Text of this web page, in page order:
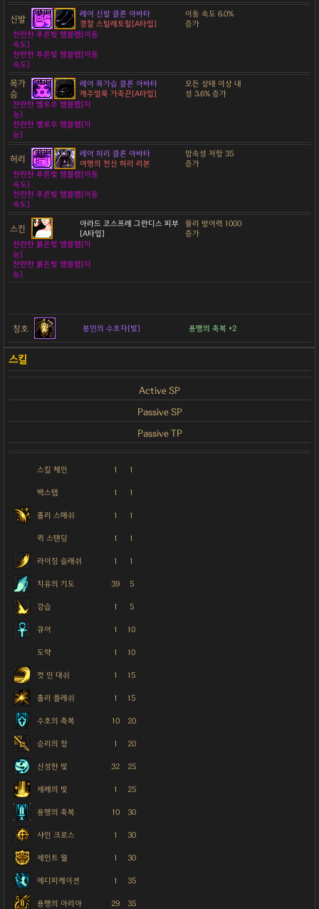
신발
레어 신발 클론 아바타
경찰 스틸레토힐[A타입]
이동 속도 6.0%
증가
찬란한 푸른빛 엠블렘[이동
속도]
찬란한 푸른빛 엠블렘[이동
속도]
목가
슴
레어 목가슴 클론 아바타
캐주얼룩 가죽끈[A타입]
모든 상태 이상 내
성 3.6% 증가
찬란한 옐로우 엠블렘[지
능]
찬란한 옐로우 엠블렘[지
능]
허리
레어 허리 클론 아바타
여명의 천신 허리 리본
암속성 저항 35
증가
찬란한 푸른빛 엠블렘[이동
속도]
찬란한 푸른빛 엠블렘[이동
속도]
스킨
아라드 코스프레 그란디스 피부
[A타입]
물리 방어력 1000
증가
찬란한 붉은빛 엠블렘[지
능]
찬란한 붉은빛 엠블렘[지
능]
칭호 봉인의 수호자[빛] 용맹의 축복 +2
Active SP
Passive SP
Passive TP
스킬 체인 1 1
백스텝 1 1
홀리 스매쉬 1 1
퀵 스탠딩 1 1
라이징 슬래쉬 1 1
치유의 기도 39 5
강습 1 5
큐어 1 10
도약 1 10
컷 인 대쉬 1 15
홀리 플래쉬 1 15
수호의 축복 10 20
승리의 창 1 20
신성한 빛 32 25
세례의 빛 1 25
용맹의 축복 10 30
샤인 크로스 1 30
세인트 월 1 30
에디피케이션 1 35
용맹의 아리아 29 35